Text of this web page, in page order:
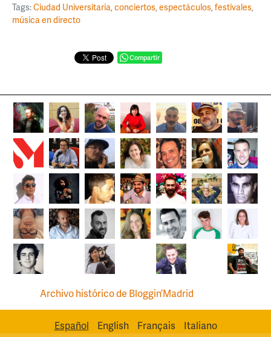
Tags:Ciudad Universitaria conciertos espectáculos festivales
música en directo
Compartir
Archivo histórico de Bloggin’Madrid
Español English Français Italiano